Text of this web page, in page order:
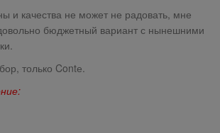
и качества не может не радовать, мне
бюджетный вариант с нынешними
только Contе.